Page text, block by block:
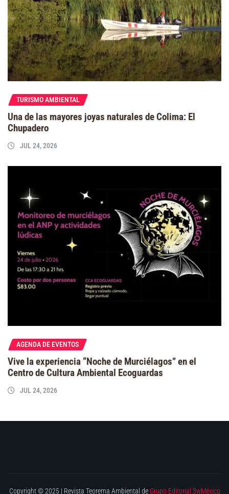
TURISMO AMBIENTAL
Una de las mayores joyas naturales de Colima: El
Chupadero
JUL 24, 2026
AGENDA DE EVENTOS
Vive la experiencia “Noche de Murciélagos” en el
Centro de Cultura Ambiental Ecoguardas
JUL 24, 2026
Copyright © 2025 | Revista Teorema Ambiental de Grupo Editorial 3wMéxico